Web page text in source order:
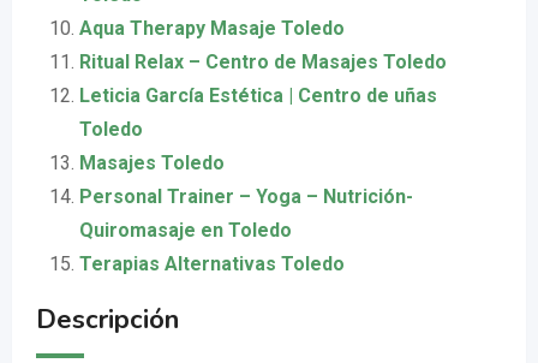
Aqua Therapy Masaje Toledo
Ritual Relax – Centro de Masajes Toledo
Leticia García Estética | Centro de uñas
Toledo
Masajes Toledo
Personal Trainer – Yoga – Nutrición-
Quiromasaje en Toledo
Terapias Alternativas Toledo
Descripción